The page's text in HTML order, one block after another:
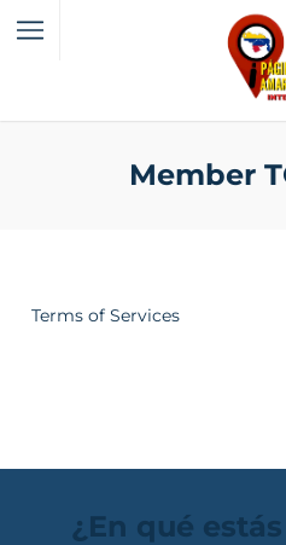
Member
Terms of Services
¿En qué